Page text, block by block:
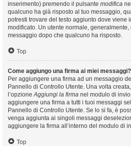
inserimento) premendo il pulsante modifica
qualcuno ha già risposto al tuo messaggio,
potresti trovare del testo aggiunto dove viene
modificato. Un utente normale,
messaggio dopo che qualcuno ha risposto.
Top
Come aggiungo una firma ai miei messaggi?
Per aggiungere una firma ad un messaggio
Pannello di Controllo Utente. Una volta
l’opzioneAggiungi la firma nel modulo di
aggiungere una firma a tutti i tuoi messaggi
Pannello di Controllo Utente. Se lo si fa, è
venga aggiunta ai singoli messaggi
aggiungere la firma all’interno del modulo di
Top